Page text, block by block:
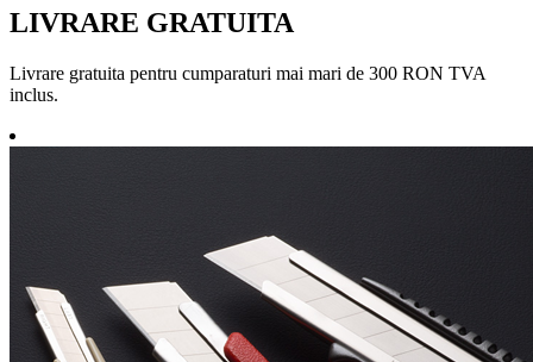
LIVRARE GRATUITA
Livrare gratuita pentru cumparaturi mai mari de 300 RON TVA
inclus.